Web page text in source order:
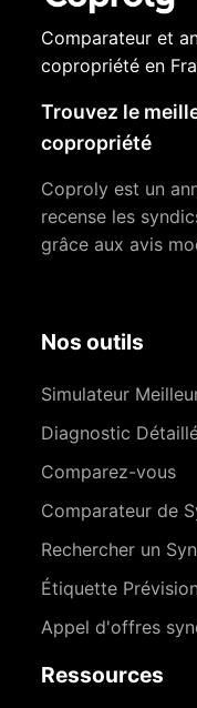
Comparateur et
copropriété en
Trouvez le
copropriété
Coproly est un
recense les
grâce aux avis
Nos outils
Simulateur
Diagnostic
Comparez-vous
Comparateur de
Rechercher un
Étiquette
Appel d'offres
Ressources